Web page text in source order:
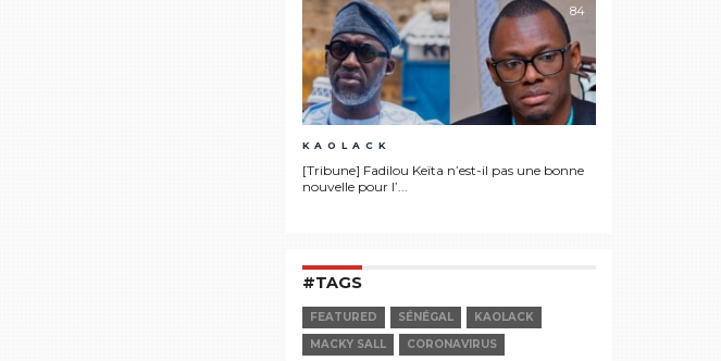
84
KAOLACK
[Tribune] Fadilou Keïta n’est-il pas une bonne
nouvelle pour l’...
#TAGS
FEATURED SÉNÉGAL
KAOLACK
MACKY SALL
CORONAVIRUS